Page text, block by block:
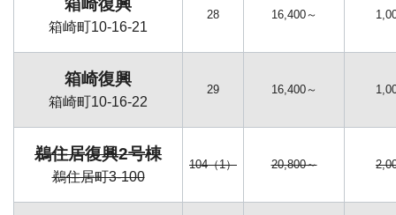
箱崎復興
箱崎町10-16-21
28 16,400～
箱崎復興
箱崎町10-16-22
29 16,400～
鵜住居復興2号棟
鵜住居町3-100
104（1） 20,800～